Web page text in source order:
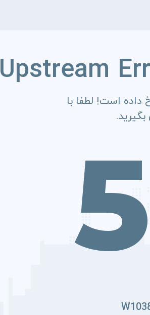
Upstream
است! لطفا با